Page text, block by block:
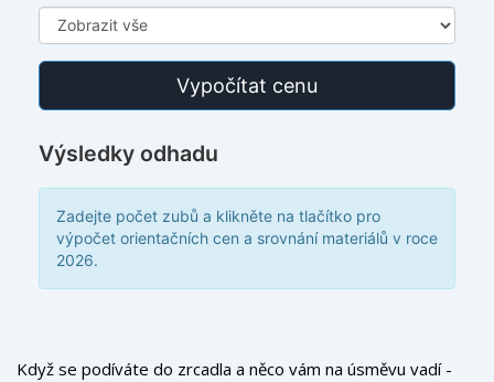
Vypočítat cenu
Výsledky odhadu
Zadejte počet zubů a klikněte na tlačítko pro
výpočet orientačních cen a srovnání materiálů v roce
2026.
Když se podíváte do zrcadla a něco vám na úsměvu vadí -